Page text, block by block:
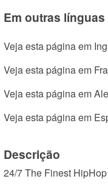
Em outras línguas
Veja esta página em
Veja esta página em
Veja esta página em
Veja esta página em
Descrição
24/7 The Finest